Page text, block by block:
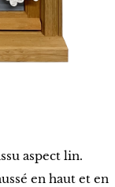
aspect lin.
en haut et en